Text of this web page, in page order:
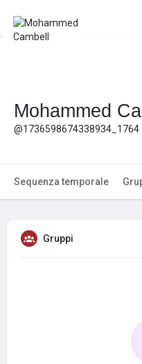
Mohammed
@1736598674338934_1764
Sequenza temporale
Gruppi